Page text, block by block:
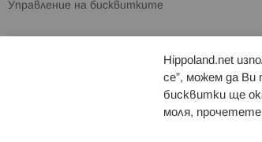
Управление на бисквитките
Брошури
Hippoland.net
се”, можем да Ви
бисквитки ще
моля, прочетете